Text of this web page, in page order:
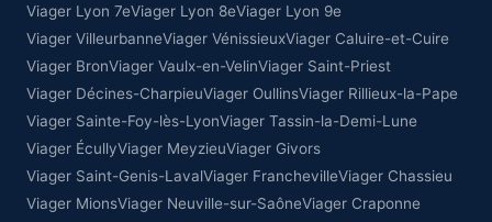
Viager Lyon 7eViager Lyon 8eViager Lyon 9e
Viager VilleurbanneViager VénissieuxViager Caluire-et-Cuire
Viager BronViager Vaulx-en-VelinViager Saint-Priest
Viager Décines-CharpieuViager OullinsViager Rillieux-la-Pape
Viager Sainte-Foy-lès-LyonViager Tassin-la-Demi-Lune
Viager ÉcullyViager MeyzieuViager Givors
Viager Saint-Genis-LavalViager FranchevilleViager Chassieu
Viager MionsViager Neuville-sur-SaôneViager Craponne